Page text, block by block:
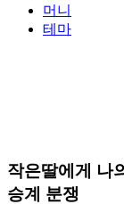
머니
테마
작은딸에게 나
승계 분쟁